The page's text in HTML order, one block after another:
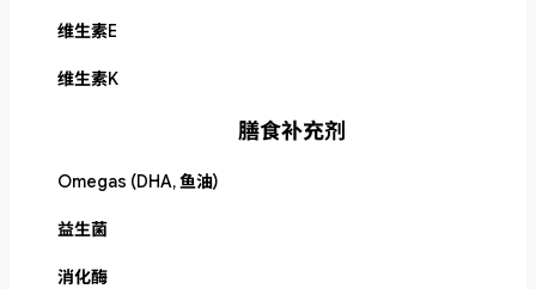
维生素E
维生素K
膳食补充剂
Omegas (DHA, 鱼油)
益生菌
消化酶